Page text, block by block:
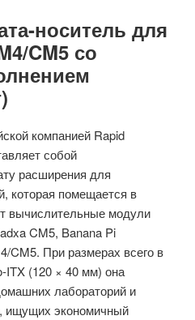
носитель для
CM5 со
компанией Rapid
собой
расширения для
которая помещается в
вычислительные модули
CM5, Banana Pi
CM5. При размерах всего в
ITX (120 × 40 мм) она
лабораторий и
ищущих экономичный